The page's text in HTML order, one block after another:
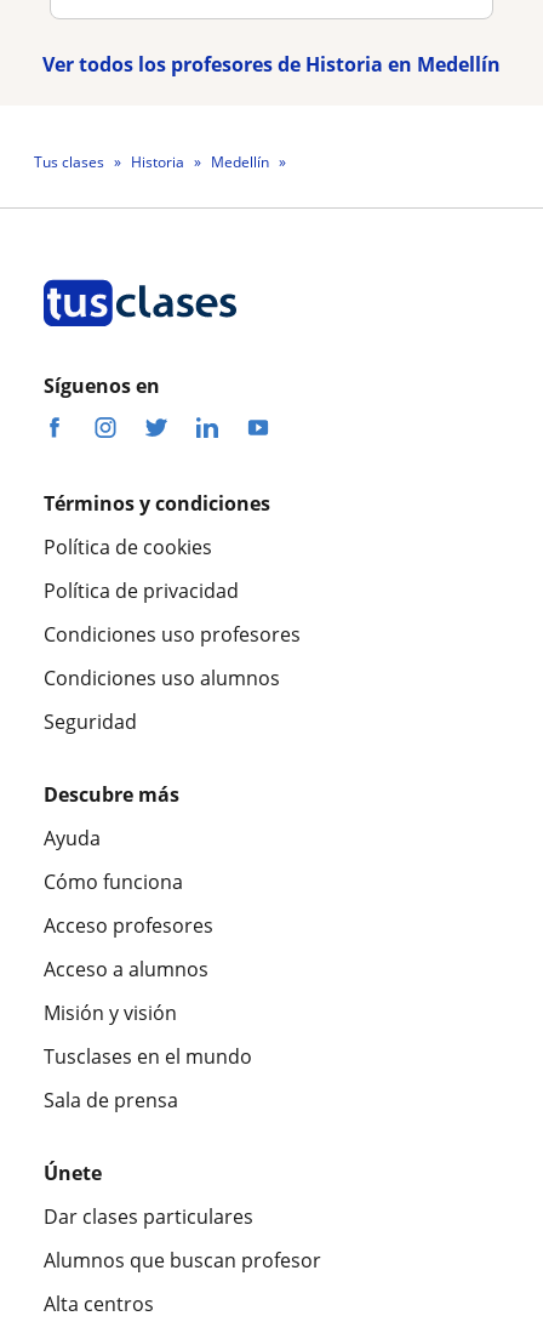
Ver todos los profesores de Historia en Medellín
Tus clases Historia
Medellín
Síguenos en
Términos y condiciones
Política de cookies
Política de privacidad
Condiciones uso profesores
Condiciones uso alumnos
Seguridad
Descubre más
Ayuda
Cómo funciona
Acceso profesores
Acceso a alumnos
Misión y visión
Tusclases en el mundo
Sala de prensa
Únete
Dar clases particulares
Alumnos que buscan profesor
Alta centros